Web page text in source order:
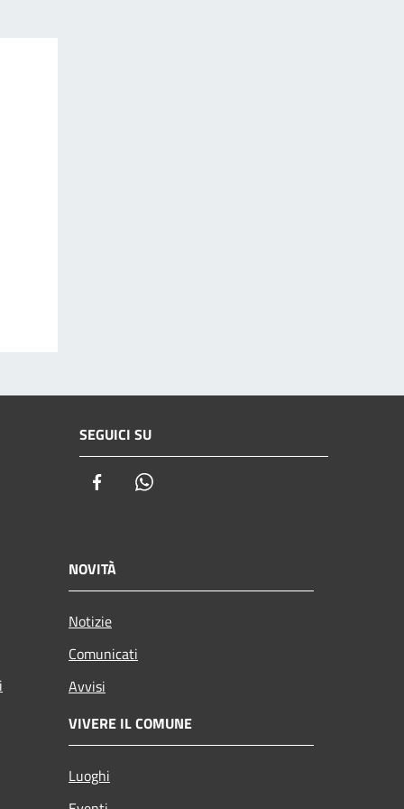
SEGUICI SU
Facebook
NOVITÀ
Notizie
Comunicati
Avvisi
VIVERE IL COMUNE
Luoghi